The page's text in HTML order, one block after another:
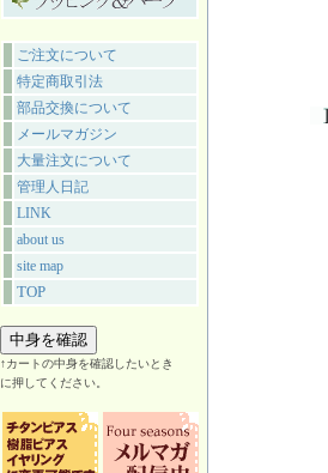
ご注文について
特定商取引法
部品交換について
メールマガジン
大量注文について
管理人日記
LINK
about us
site map
TOP
↑カートの中身を確認したいとき
に押してください。